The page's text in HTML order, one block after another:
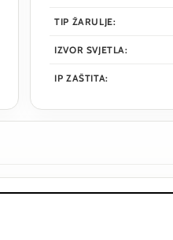
TIP ŽARULJE:
IZVOR SVJETLA:
IP ZAŠTITA: